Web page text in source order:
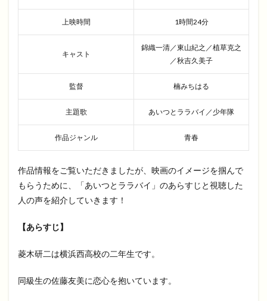
上映時間 1時間24分
キャスト
錦織一清／東山紀之／植草克之
／秋吉久美子
監督 楠みちはる
主題歌 あいつとララバイ／少年隊
作品ジャンル 青春
作品情報をご覧いただきましたが、映画のイメージを掴んで
もらうために、「あいつとララバイ」のあらすじと視聴した
人の声を紹介していきます！
【あらすじ】
菱木研二は横浜西高校の二年生です。
同級生の佐藤友美に恋心を抱いています。